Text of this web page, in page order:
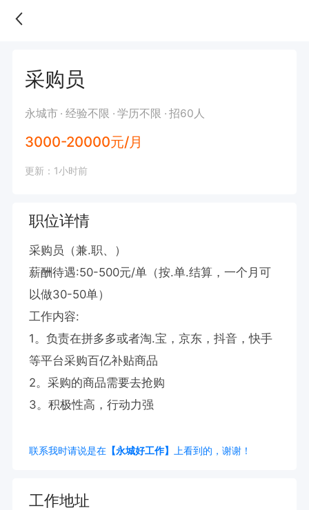
采购员
永城市 经验不限 学历不限 招60人
3000-20000元/月
更新：1小时前
职位详情
采购员（兼.职、）
薪酬待遇:50-500元/单（按.单.结算，一个月可
以做30-50单）
工作内容:
1。负责在拼多多或者淘.宝，京东，抖音，快手
等平台采购百亿补贴商品
2。采购的商品需要去抢购
3。积极性高，行动力强
联系我时请说是在【永城好工作】 上看到的，谢谢！
工作地址